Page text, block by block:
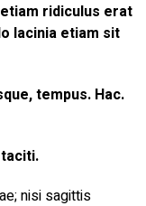
ridiculus erat
lacinia etiam sit
tempus. Hac.
nisi sagittis